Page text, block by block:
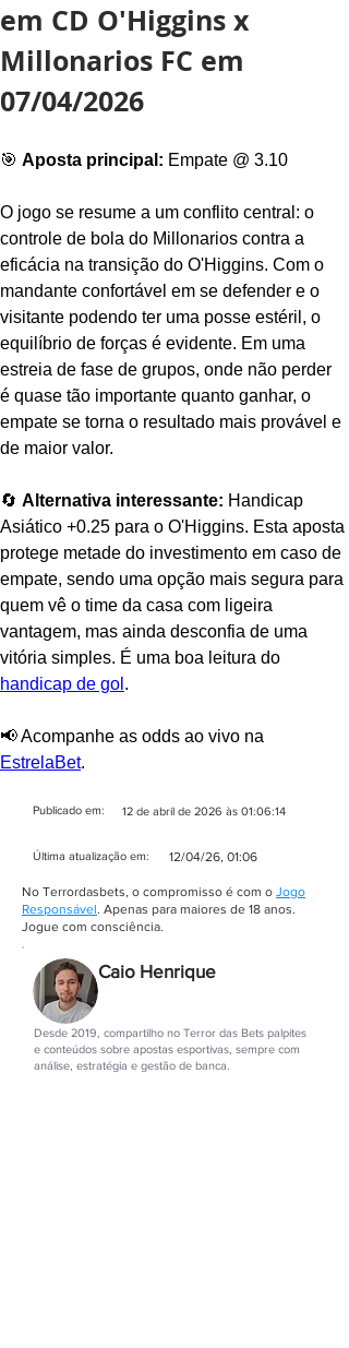
em CD O'Higgins x
Millonarios FC em
07/04/2026
🎯 Aposta principal: Empate @ 3.10
O jogo se resume a um conflito central: o
controle de bola do Millonarios contra a
eficácia na transição do O'Higgins. Com o
mandante confortável em se defender e o
visitante podendo ter uma posse estéril, o
equilíbrio de forças é evidente. Em uma
estreia de fase de grupos, onde não perder
é quase tão importante quanto ganhar, o
empate se torna o resultado mais provável e
de maior valor.
🔄 Alternativa interessante: Handicap
Asiático +0.25 para o O'Higgins. Esta aposta
protege metade do investimento em caso de
empate, sendo uma opção mais segura para
quem vê o time da casa com ligeira
vantagem, mas ainda desconfia de uma
vitória simples. É uma boa leitura do
handicap de gol .
📢 Acompanhe as odds ao vivo na
EstrelaBet.
Publicado em: 12 de abril de 2026 às 01:06:14
Última ​atualização em: 12/04/26, 01:06
No Terrordasbets, o compromisso é com o Jogo
Responsável. Apenas para maiores de 18 anos.
Jogue com consciência.
Caio Henrique
Desde 2019, compartilho no Terror das Bets palpites
e conteúdos sobre apostas esportivas, sempre com
análise, estratégia e gestão de banca.